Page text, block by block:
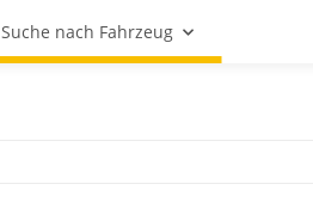
Suche nach Fahrzeug